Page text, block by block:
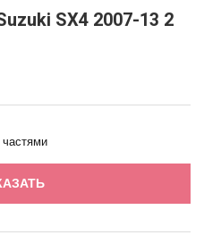
SX4 2007-13 2